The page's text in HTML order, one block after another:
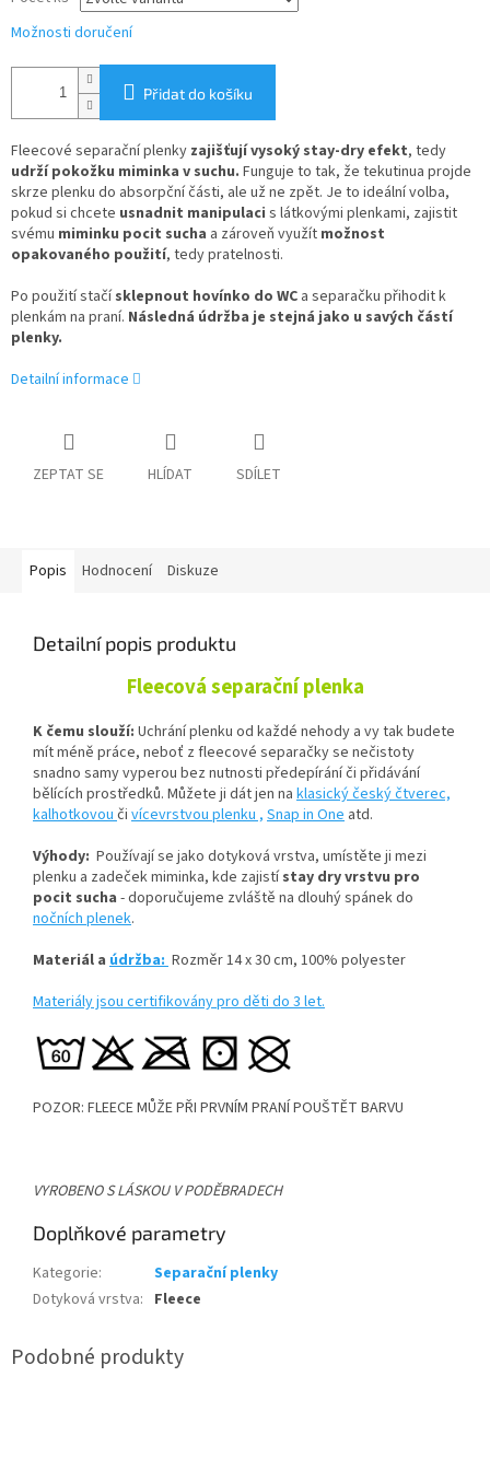
Možnosti doručení
Přidat do košíku
Fleecové separační plenky zajišťují vysoký stay-dry efekt, tedy
udrží pokožku miminka v suchu. Funguje to tak, že tekutinua projde
skrze plenku do absorpční části, ale už ne zpět. Je to ideální volba,
pokud si chcete usnadnit manipulaci s látkovými plenkami, zajistit
svému miminku pocit sucha a zároveň využít možnost
opakovaného použití, tedy pratelnosti.
Po použití stačísklepnout hovínko do WC a separačku přihodit k
plenkám na praní. Následná údržba je stejná jako u savých částí
plenky.
Detailní informace
ZEPTAT SE HLÍDAT SDÍLET
Popis Hodnocení Diskuze
Detailní popis produktu
Fleecová separační plenka
K čemu slouží: Uchrání plenku od každé nehody a vy tak budete
mít méně práce, neboť z fleecové separačky se nečistoty
snadno samy vyperou bez nutnosti předepírání či přidávání
bělících prostředků. Můžete ji dát jen na klasický český čtverec,
kalhotkovouči vícevrstvou plenku , Snap in One atd.
Výhody: Používají se jako dotyková vrstva, umístěte ji mezi
plenku a zadeček miminka, kde zajistístay dry vrstvu pro
pocit sucha - doporučujeme zvláště na dlouhý spánek do
nočních plenek.
Materiál a údržba:Rozměr 14 x 30 cm, 100% polyester
Materiály jsou certifikovány pro děti do 3 let.
POZOR: FLEECE MŮŽE PŘI PRVNÍM PRANÍ POUŠTĚT BARVU
VYROBENO S LÁSKOU V PODĚBRADECH
Doplňkové parametry
Kategorie:
Separační plenky
Dotyková vrstva: Fleece